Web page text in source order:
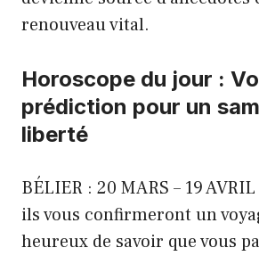
renouveau vital.
Horoscope du jour :
prédiction pour un
liberté
BÉLIER : 20 MARS – 19
ils vous confirmeront un
heureux de savoir que vous